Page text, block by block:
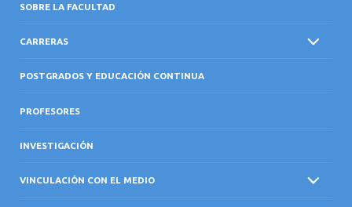
SOBRE LA FACULTAD
CARRERAS
POSTGRADOS Y EDUCACIÓN CONTINUA
PROFESORES
INVESTIGACIÓN
VINCULACIÓN CON EL MEDIO